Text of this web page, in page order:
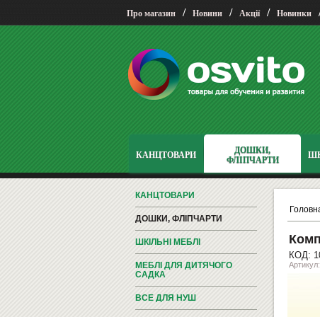
Про магазин / Новини / Акції / Новинки
КАНЦТОВАРИ
ДОШКИ,
ФЛІПЧАРТИ
КАНЦТОВАРИ
ДОШКИ, ФЛІПЧАРТИ
ШКІЛЬНІ МЕБЛІ
МЕБЛІ ДЛЯ ДИТЯЧОГО
САДКА
ВСЕ ДЛЯ НУШ
КОД:
Артикул: